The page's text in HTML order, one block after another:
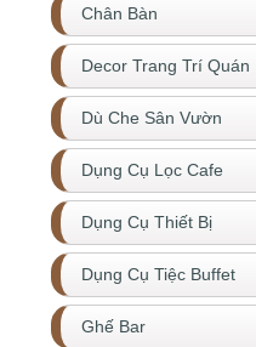
Chân Bàn
Decor Trang Trí Quán
Dù Che Sân Vườn
Dụng Cụ Lọc Cafe
Dụng Cụ Thiết Bị
Dụng Cụ Tiệc Buffet
Ghế Bar